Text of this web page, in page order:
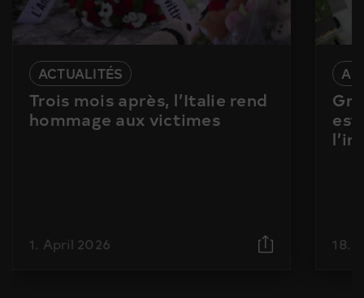
ACTUALITÉS
Trois mois après, l’Italie rend
hommage aux victimes
1. April 2026
est
18.